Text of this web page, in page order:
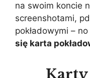
na swoim koncie
screenshotami,
pokładowymi –
się karta
Karty